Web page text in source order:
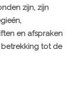
zijn, zijn
en afspraken
betrekking tot de